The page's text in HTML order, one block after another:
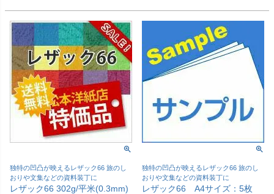
独特の凹凸が映えるレザック66 旅のし
おりや文集などの資料装丁に
レザック66 302g/平米(0.3mm)
独特の凹凸が映えるレザック66 旅のし
おりや文集などの資料装丁に
レザック66 A4サイズ：5枚